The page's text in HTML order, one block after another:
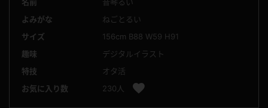
よみがな
ねごとるい
サイズ
156cm B88 W59 H91
趣味
デジタルイラスト
特技
オタ活
お気に入り数
230人